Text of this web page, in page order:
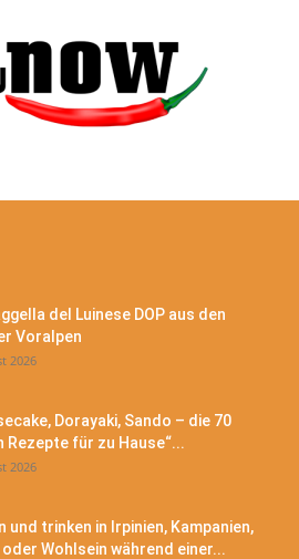
del Luinese DOP aus den
Voralpen
2026
Dorayaki, Sando – die 70
Rezepte für zu Hause“...
2026
und trinken in Irpinien, Kampanien,
Wohlsein während einer...